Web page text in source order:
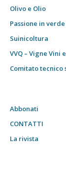
Olivo e Olio
Passione in verde
Suinicoltura
VVQ – Vigne Vini
Comitato tecnico
Abbonati
CONTATTI
La rivista